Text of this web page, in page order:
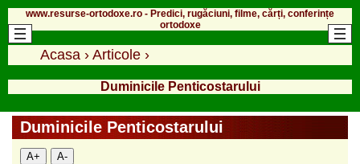
www.resurse-ortodoxe.ro - Predici, rugăciuni, filme, cărți, conferințe
ortodoxe
Acasa › Articole ›
Duminicile Penticostarului
Duminicile Penticostarului
A+ A-